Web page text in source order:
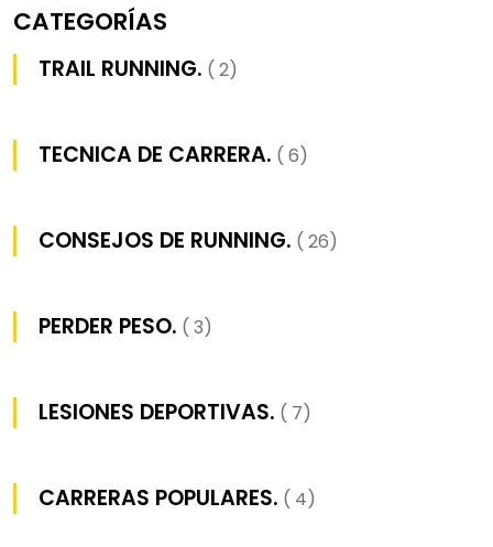
CATEGORÍAS
TRAIL RUNNING. ( 2)
TECNICA DE CARRERA. ( 6)
CONSEJOS DE RUNNING. ( 26)
PERDER PESO. ( 3)
LESIONES DEPORTIVAS. ( 7)
CARRERAS POPULARES. ( 4)